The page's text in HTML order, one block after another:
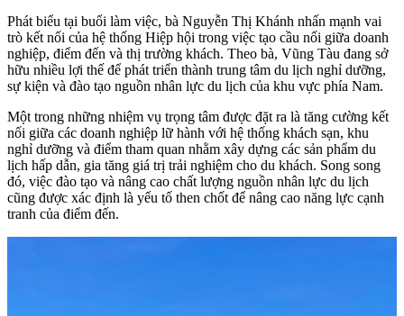
Phát biểu tại buổi làm việc, bà Nguyễn Thị Khánh nhấn mạnh vai
trò kết nối của hệ thống Hiệp hội trong việc tạo cầu nối giữa doanh
nghiệp, điểm đến và thị trường khách. Theo bà, Vũng Tàu đang sở
hữu nhiều lợi thế để phát triển thành trung tâm du lịch nghỉ dưỡng,
sự kiện và đào tạo nguồn nhân lực du lịch của khu vực phía Nam.
Một trong những nhiệm vụ trọng tâm được đặt ra là tăng cường kết
nối giữa các doanh nghiệp lữ hành với hệ thống khách sạn, khu
nghỉ dưỡng và điểm tham quan nhằm xây dựng các sản phẩm du
lịch hấp dẫn, gia tăng giá trị trải nghiệm cho du khách. Song song
đó, việc đào tạo và nâng cao chất lượng nguồn nhân lực du lịch
cũng được xác định là yếu tố then chốt để nâng cao năng lực cạnh
tranh của điểm đến.